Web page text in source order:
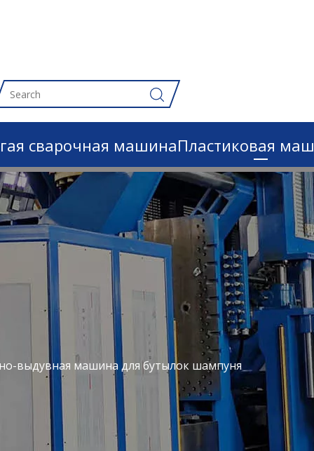
сварочная машинаПластиковая
выдувная машина для бутылок шампуня